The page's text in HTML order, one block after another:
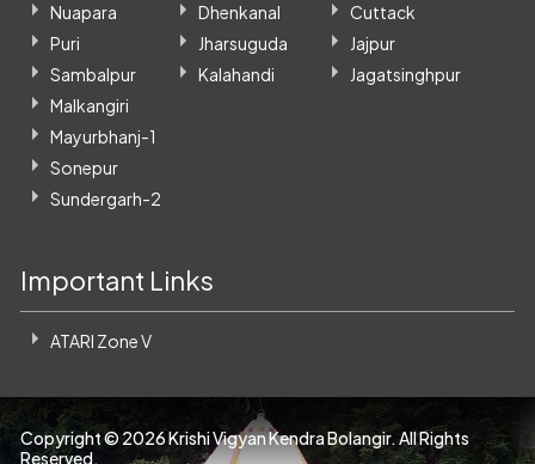
Nuapara
Puri
Sambalpur
Dhenkanal
Jharsuguda
Kalahandi
Cuttack
Jajpur
Jagatsinghpur
Malkangiri
Mayurbhanj-1
Sonepur
Sundergarh-2
Important Links
ATARI Zone V
Copyright ©2026 Krishi Vigyan Kendra Bolangir. All Rights
Reserved.